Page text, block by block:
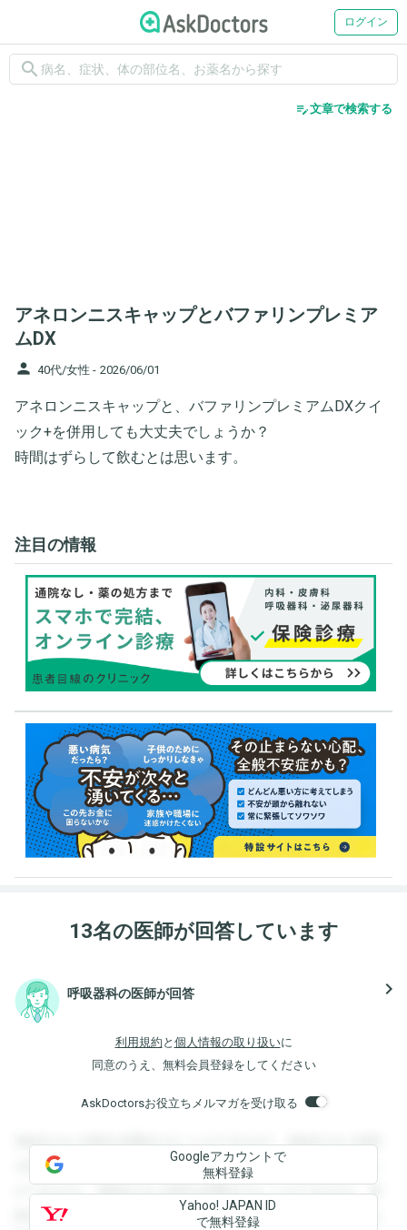
ログイン
search
edit_note文章で検索する
アネロンニスキャップとバファリンプレミア
ムDX
person 40代/女性 - 2026/06/01
アネロンニスキャップと、バファリンプレミアムDXクイ
ック+を併用しても大丈夫でしょうか？
時間はずらして飲むとは思います。
注目の情報
13名の医師が回答しています
呼吸器科の医師が回答 navigate_next
利用規約 と 個人情報の取り扱いに
同意のうえ、無料会員登録をしてください
AskDoctorsお役立ちメルマガを受け取る
登録すると回答を閲覧することができます。登録すると回答
を閲覧することができます。登録すると回答を閲覧すること
ができます。登録すると回答を閲覧することができます。登
録すると回答を閲覧することができます。登録すると回答を
Googleアカウントで
無料登録
Yahoo! JAPAN ID
で無料登録